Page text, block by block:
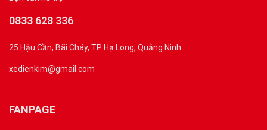
0833 628 336
25 Hậu Cần, Bãi Cháy, TP Hạ Long, Quảng Ninh
xedienkim@gmail.com
FANPAGE